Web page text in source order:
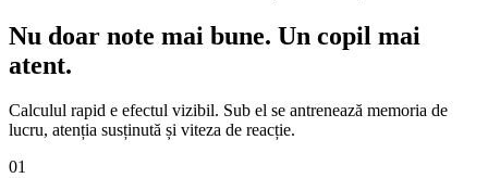
Nu doar note mai bune. Un copil mai
atent.
Calculul rapid e efectul vizibil. Sub el se antrenează memoria de
lucru, atenția susținută și viteza de reacție.
01